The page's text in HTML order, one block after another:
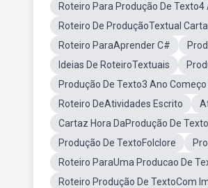
Roteiro Para Produção De Texto4
Roteiro De ProduçãoTextual
Roteiro ParaAprender C#
Ideias De RoteiroTextuais
Produção De Texto3 Ano Começo
Roteiro DeAtividades Escrito
Cartaz Hora DaProdução De Texto
Produção De TextoFolclore
Roteiro ParaUma Producao De
Roteiro Produção De TextoCom